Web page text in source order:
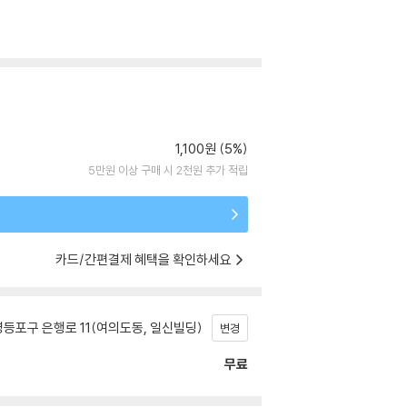
1,100원 (5%)
5만원 이상 구매 시 2천원 추가 적립
카드/간편결제 혜택을 확인하세요
포구 은행로 11(여의도동, 일신빌딩) 변경
무료